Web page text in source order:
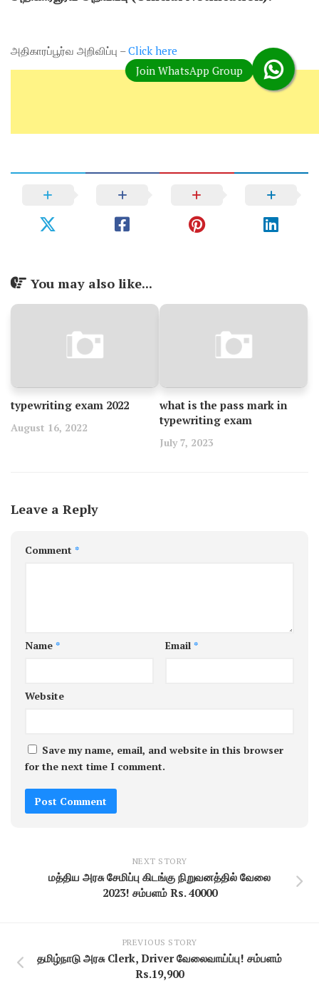
அதிகாரப்பூர்வ அறிவிப்பு –Click here
You may also like...
typewriting exam 2022
August 16, 2022
what is the pass mark in
typewriting exam
July 7, 2023
Leave a Reply
Comment *
Name * Email *
Website
Save my name, email, and website in this browser
for the next time I comment.
NEXT STORY
மத்திய அரசு சேமிப்பு கிடங்கு நிறுவனத்தில் வேலை
2023! சம்பளம் Rs. 40000
PREVIOUS STORY
தமிழ்நாடு அரசு Clerk, Driver வேலைவாய்ப்பு! சம்பளம்
Rs.19,900